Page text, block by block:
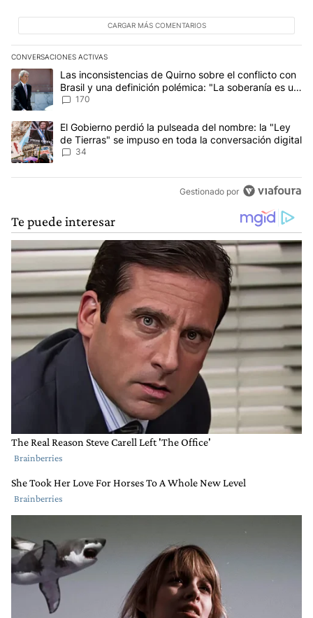
CARGAR MÁS COMENTARIOS
CONVERSACIONES ACTIVAS
Este listado muestra los artículos con más comentarios en los
Un artículo de tendencia con el título "Las inconsistencias de
Las inconsistencias de Quirno sobre el conflicto con
Brasil y una definición polémica: "La soberanía es un
concepto antiguo"
170
Un artículo de tendencia con el título "El Gobierno perdió la
El Gobierno perdió la pulseada del nombre: la "Ley
de Tierras" se impuso en toda la conversación digital
34
Gestionado por